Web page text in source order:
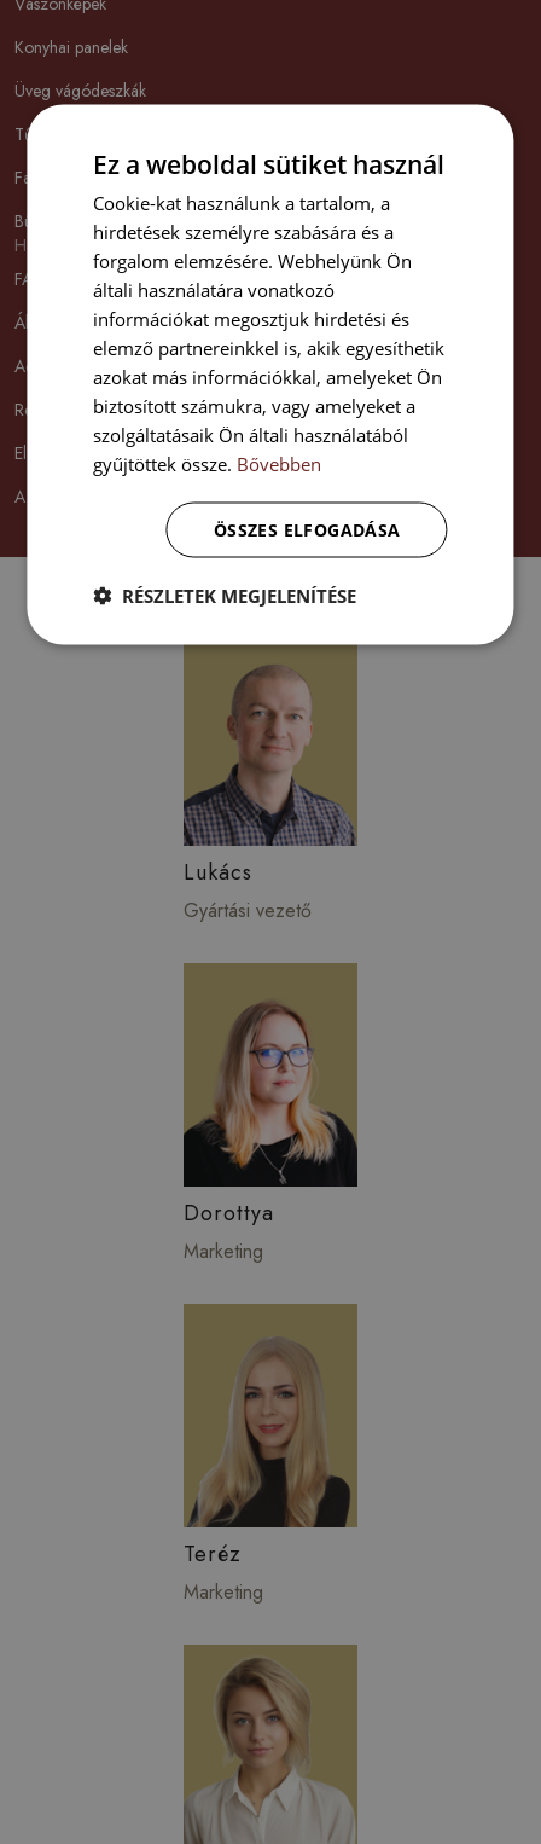
Konyhai panelek
Üveg vágódeszkák
Tűzhelyvédő üveglapok
Faliórák
Bútor matricák
Hasznos információk
FAQ
Általános Szerződési Feltételek
Adatvédelmi szabályzat
Reklamációk és visszaküldések
Elállási jog
A promóció feltételei
Csapatunk:
Lukács
Gyártási vezető
Dorottya
Marketing
Teréz
Marketing
Ez a weboldal sütiket használ
Cookie-kat használunk a tartalom, a
hirdetések személyre szabására és a
forgalom elemzésére. Webhelyünk Ön
általi használatára vonatkozó
információkat megosztjuk hirdetési és
elemző partnereinkkel is, akik egyesíthetik
azokat más információkkal, amelyeket Ön
biztosított számukra, vagy amelyeket a
szolgáltatásaik Ön általi használatából
gyűjtöttek össze. Bővebben
ÖSSZES ELFOGADÁSA
RÉSZLETEK MEGJELENÍTÉSE